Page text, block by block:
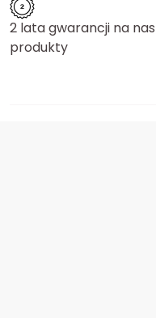
2 lata gwarancji na
produkty